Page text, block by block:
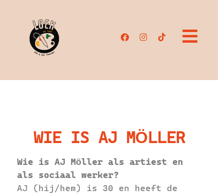
WIE IS AJ MÖLLER
Wie is AJ Möller als artiest en
als sociaal werker?
AJ (hij/hem) is 30 en heeft de